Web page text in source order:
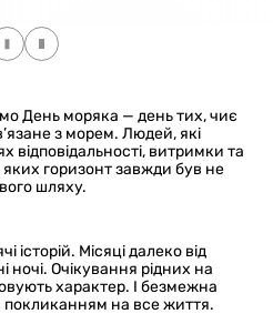
День моряка — день тих, чиє
з морем. Людей, які
відповідальності, витримки та
горизонт завжди був не
шляху.
Місяці далеко від
ночі. Очікування рідних на
характер. І безмежна
покликанням на все життя.